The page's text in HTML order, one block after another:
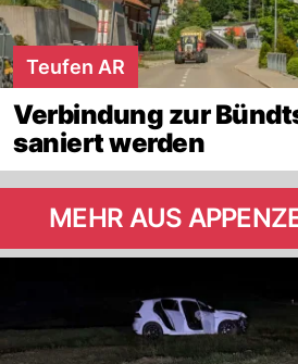
Teufen AR
Verbindung zur
saniert werden
MEHR AUS